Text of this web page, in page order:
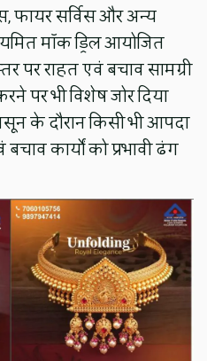
फायर सर्विस और अन्य
मॉक ड्रिल आयोजित
पर राहत एवं बचाव सामग्री
पर भी विशेष जोर दिया
के दौरान किसी भी आपदा
कार्यों को प्रभावी ढंग